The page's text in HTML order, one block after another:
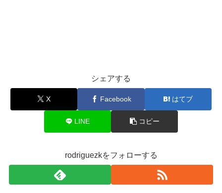
シェアする
X Facebook はてブ
LINE コピー
rodriguezkをフォローする